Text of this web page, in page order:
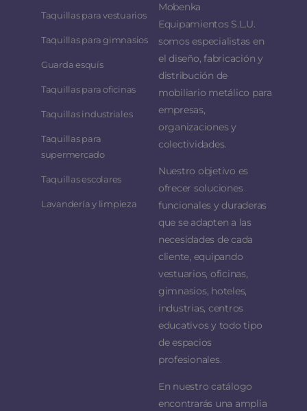
Taquillas para vestuarios
Taquillas para gimnasios
Guarda esquís
Taquillas para oficinas
Taquillas industriales
Taquillas para
supermercado
Taquillas escolares
Lavandería y limpieza
Mobenka
Equipamientos S.L.U.
somos especialistas en
el diseño, fabricación y
distribución de
mobiliario metálico para
empresas,
organizaciones y
colectividades.
Nuestro objetivo es
ofrecer soluciones
funcionales y duraderas
que se adapten a las
necesidades de cada
cliente, equipando
vestuarios, oficinas,
gimnasios, hoteles,
industrias, centros
educativos y todo tipo
de espacios
profesionales.
En nuestro catálogo
encontrarás una amplia